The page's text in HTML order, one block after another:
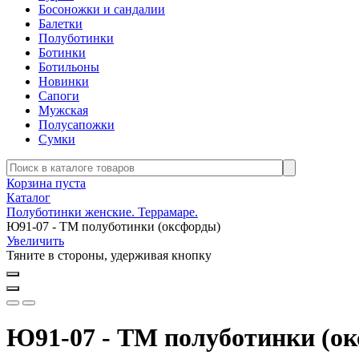
Босоножки и сандалии
Балетки
Полуботинки
Ботинки
Ботильоны
Новинки
Сапоги
Мужская
Полусапожки
Сумки
Корзина пуста
Каталог
Полуботинки женские. Террамаре.
Ю91-07 - ТМ полуботинки (оксфорды)
Увеличить
Тяните в стороны, удерживая кнопку
Ю91-07 - ТМ полуботинки